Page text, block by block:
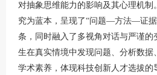
对抽象思维能力的影响及其心理机制
究为蓝本，呈现了“问题—方法—证
条，同时融入了多视角对话与严谨的
生在真实情境中发现问题、分析数据
学术素养，体现科技创新人才选拔的